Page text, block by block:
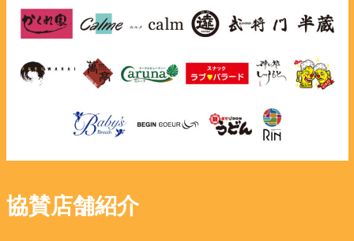
協賛店舗紹介